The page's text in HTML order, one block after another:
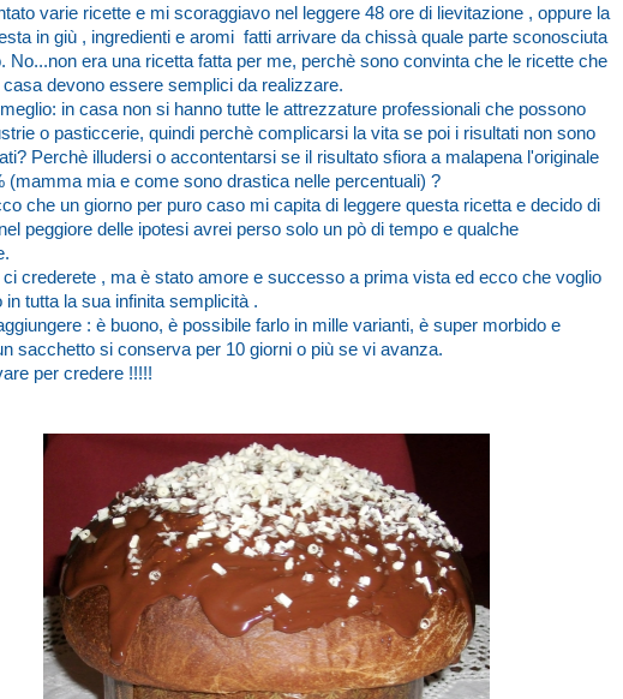
varie ricette e mi scoraggiavo nel leggere 48 ore di lievitazione , oppure la
in giù , ingredienti e aromi fatti arrivare da chissà quale parte sconosciuta
No...non era una ricetta fatta per me, perchè sono convinta che le ricette che
casa devono essere semplici da realizzare.
in casa non si hanno tutte le attrezzature professionali che possono
o pasticcerie, quindi perchè complicarsi la vita se poi i risultati non sono
Perchè illudersi o accontentarsi se il risultato sfiora a malapena l'originale
(mamma mia e come sono drastica nelle percentuali) ?
che un giorno per puro caso mi capita di leggere questa ricetta e decido di
peggiore delle ipotesi avrei perso solo un pò di tempo e qualche
ci crederete , ma è stato amore e successo a prima vista ed ecco che voglio
in tutta la sua infinita semplicità .
: è buono, è possibile farlo in mille varianti, è super morbido e
sacchetto si conserva per 10 giorni o più se vi avanza.
per credere !!!!!